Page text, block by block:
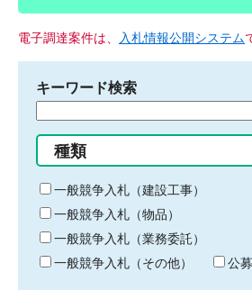
電子調達案件は、 入札情報公開システム
キーワード検索
る
キ
ー
ワ
ー
ド
種類
一般競争入札（建設工事）
一般競争入札（物品）
一般競争入札（業務委託）
一般競争入札（その他）
公